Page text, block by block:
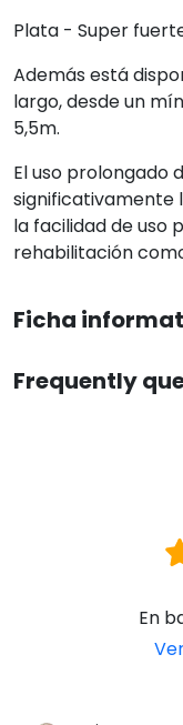
Plata - Super
Además está
largo, desde un
5,5m.
El uso prolongado
significativamente
la facilidad de uso
rehabilitación
Ficha
Frequently
En